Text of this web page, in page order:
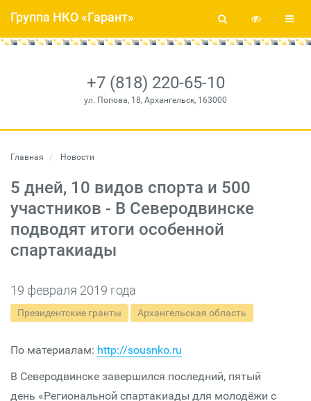
+7 (818) 220-65-10
ул. Попова, 18, Архангельск, 163000
Группа НКО «Гарант»
Главная Новости
5 дней, 10 видов спорта и 500
участников - В Северодвинске
подводят итоги особенной
спартакиады
19 февраля 2019 года
Президентские гранты Архангельская область
По материалам: http://sousnko.ru
В Северодвинске завершился последний, пятый
день «Региональной спартакиады для молодёжи с